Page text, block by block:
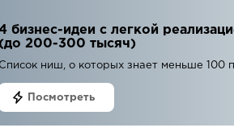
бизнес-идеи с легкой
(до 200-300 тысяч)
Список ниш, о которых знает меньше 100
Посмотреть